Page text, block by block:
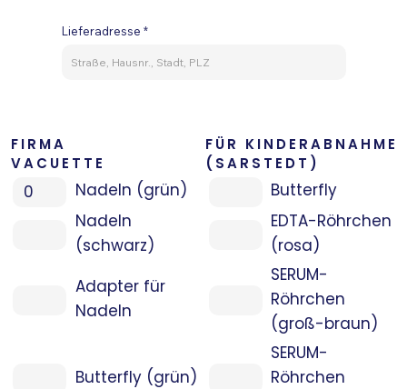
Lieferadresse
Nadeln (grün)
FIRMA
VACUETTE
Nadeln
(schwarz)
Adapter für
Nadeln
Butterfly (grün)
Butterfly
EDTA-Röhrchen
(rosa)
SERUM-
Röhrchen
(groß-braun)
SERUM-
Röhrchen
FÜR KINDERABNAHME
(SARSTEDT)